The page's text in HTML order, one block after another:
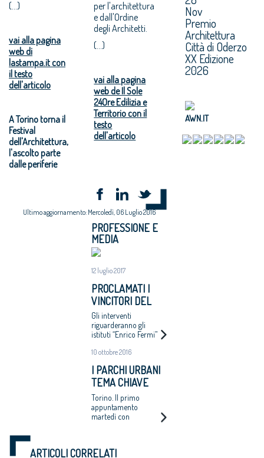
(...)
vai alla pagina
web di
lastampa.it con
il testo
dell'articolo
A Torino torna il
Festival
dell'Architettura,
l'ascolto parte
dalle periferie
per l'architettura
e dall'Ordine
degli Architetti.
(...)
vai alla pagina
web de Il Sole
24Ore Edilizia e
Territorio con il
testo
dell'articolo
Ultimo aggiornamento: Mercoledì, 06 Luglio 2016
PROFESSIONE E
MEDIA
12 luglio 2017
PROCLAMATI I
VINCITORI DEL
CONCORSO
ARCHITETTONICO
“TORINO FA
SCUOLA”
Gli interventi
riguarderanno gli
istituti “Enrico Fermi”
“Giovanni Pascoli” di
10 ottobre 2016
I PARCHI URBANI
TEMA CHIAVE
DELLA BIENNALE
“CREARE
PAESAGGI”
Torino. Il primo
appuntamento
martedì con
ARTICOLI CORRELATI
Nov
Premio
Architettura
Città di Oderzo
XX Edizione
2026
AWN.IT